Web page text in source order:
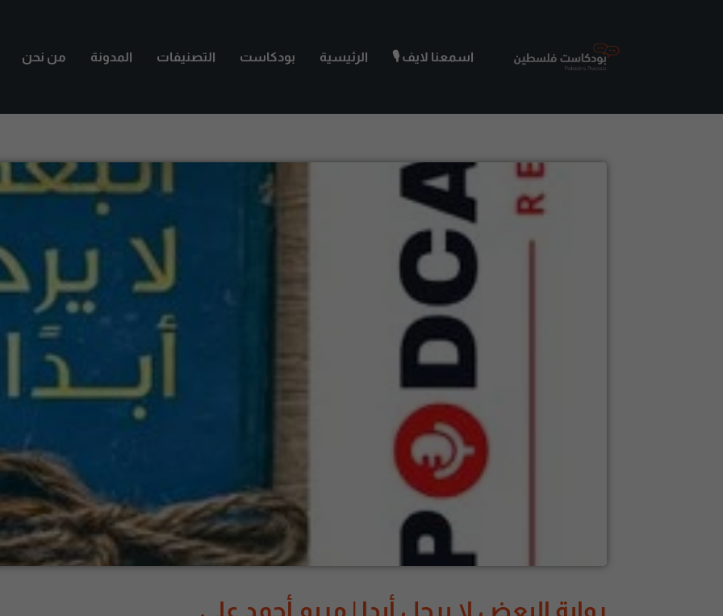
اسمعنا لايف 🎙️ الرئيسية بودكاست التصنيفات المدونة من نحن
رواية البعض لا يرحل أبدا | مريم أحمد علي